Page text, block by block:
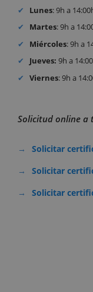
Lunes: 9h a
Martes: 9h a
Miércoles: 9h a
Jueves: 9h a
Viernes: 9h a
Solicitud online a
Solicitar
Solicitar
Solicitar